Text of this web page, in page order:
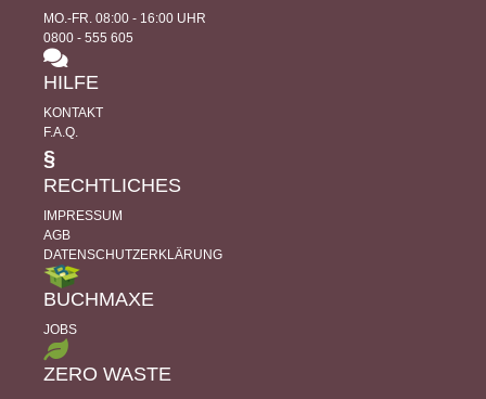
MO.-FR. 08:00 - 16:00 UHR
0800 - 555 605
HILFE
KONTAKT
F.A.Q.
§
RECHTLICHES
IMPRESSUM
AGB
DATENSCHUTZERKLÄRUNG
BUCHMAXE
JOBS
ZERO WASTE